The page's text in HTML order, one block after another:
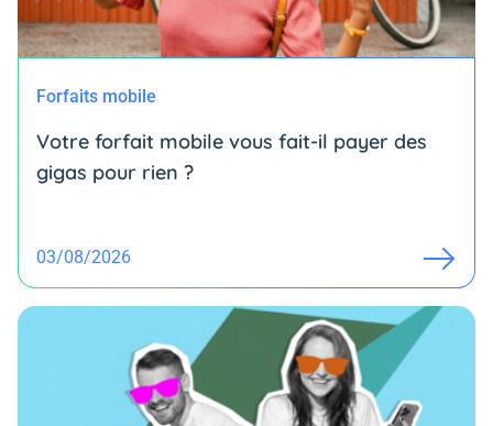
Forfaits mobile
Votre forfait mobile vous fait-il payer des
gigas pour rien ?
03/08/2026